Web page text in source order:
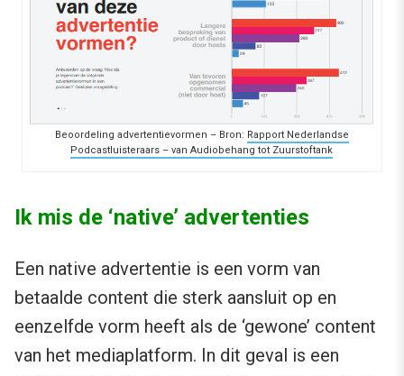
Beoordeling advertentievormen – Bron: Rapport Nederlandse
Podcastluisteraars – van Audiobehang tot Zuurstoftank
Ik mis de ‘native’ advertenties
Een native advertentie is een vorm van
betaalde content die sterk aansluit op en
eenzelfde vorm heeft als de ‘gewone’ content
van het mediaplatform. In dit geval is een